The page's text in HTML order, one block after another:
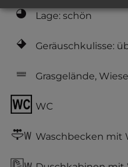
Lage: schön
Geräuschkulisse:
Grasgelände, Wiese
WC
Waschbecken mit